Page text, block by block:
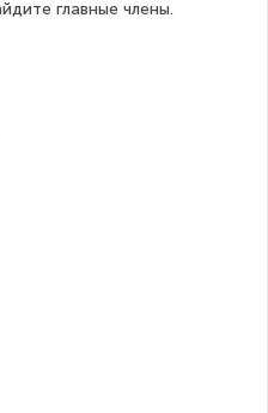
главные члены.